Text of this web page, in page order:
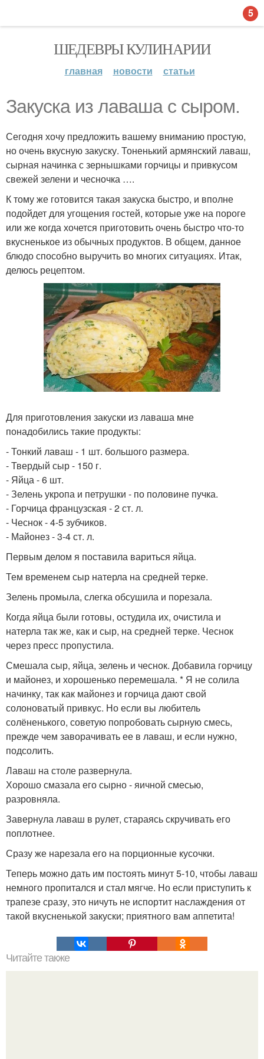
ШЕДЕВРЫ КУЛИНАРИИ
главная новости статьи
Закуска из лаваша с сыром.
Сегодня хочу предложить вашему вниманию простую,
но очень вкусную закуску. Тоненький армянский лаваш,
сырная начинка с зернышками горчицы и привкусом
свежей зелени и чесночка ….
К тому же готовится такая закуска быстро, и вполне
подойдет для угощения гостей, которые уже на пороге
или же когда хочется приготовить очень быстро что-то
вкусненькое из обычных продуктов. В общем, данное
блюдо способно выручить во многих ситуациях. Итак,
делюсь рецептом.
Для приготовления закуски из лаваша мне
понадобились такие продукты:
- Тонкий лаваш - 1 шт. большого размера.
- Твердый сыр - 150 г.
- Яйца - 6 шт.
- Зелень укропа и петрушки - по половине пучка.
- Горчица французская - 2 ст. л.
- Чеснок - 4-5 зубчиков.
- Майонез - 3-4 ст. л.
Первым делом я поставила вариться яйца.
Тем временем сыр натерла на средней терке.
Зелень промыла, слегка обсушила и порезала.
Когда яйца были готовы, остудила их, очистила и
натерла так же, как и сыр, на средней терке. Чеснок
через пресс пропустила.
Смешала сыр, яйца, зелень и чеснок. Добавила горчицу
и майонез, и хорошенько перемешала. * Я не солила
начинку, так как майонез и горчица дают свой
солоноватый привкус. Но если вы любитель
солёненького, советую попробовать сырную смесь,
прежде чем заворачивать ее в лаваш, и если нужно,
подсолить.
Лаваш на столе развернула.
Хорошо смазала его сырно - яичной смесью,
разровняла.
Завернула лаваш в рулет, стараясь скручивать его
поплотнее.
Сразу же нарезала его на порционные кусочки.
Теперь можно дать им постоять минут 5-10, чтобы лаваш
немного пропитался и стал мягче. Но если приступить к
трапезе сразу, это ничуть не испортит наслаждения от
такой вкусненькой закуски; приятного вам аппетита!
Читайте также
5